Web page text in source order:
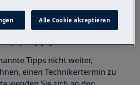
Stufe zum Kochen
die Kartoffeln bei einer
Tipps nicht weiter,
einen Technikertermin zu
Alle Cookie akzeptieren